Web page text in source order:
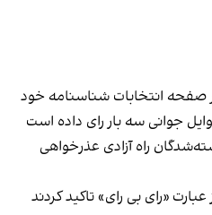
صفحه انتخابات شناسنامه خود
جوانی سه‌ بار رای داده است
راه آزادی عذرخواهی
«رای بی رای» تاکید کردند